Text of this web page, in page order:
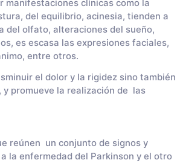
clínicas como la
del equilibrio, acinesia, tienden a
del olfato, alteraciones del sueño,
es escasa las expresiones faciales,
entre otros.
el dolor y la rigidez sino también
promueve la realización de las
reúnen un conjunto de signos y
la enfermedad del Parkinson y el otro